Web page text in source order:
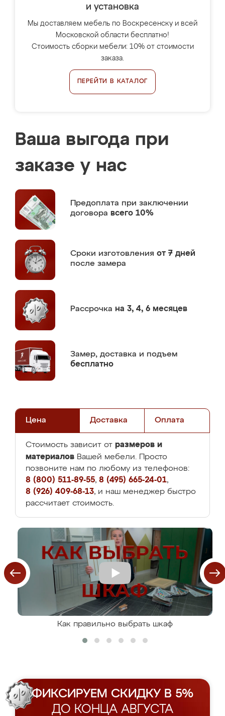
и установка
Мы доставляем мебель по Воскресенску и всей
Московской области бесплатно!
Стоимость сборки мебели: 10% от стоимости
заказа.
ПЕРЕЙТИ В КАТАЛОГ
Ваша выгода при
заказе у нас
Предоплата при заключении
договора всего 10%
Сроки изготовления от 7 дней
после замера
Рассрочка на 3, 4, 6 месяцев
Замер, доставка и подъем
бесплатно
Цена Доставка Оплата
Стоимость зависит от размеров и
материалов Вашей мебели. Просто
позвоните нам по любому из телефонов:
8 (800) 511-89-55, 8 (495) 665-24-01,
8 (926) 409-68-13, и наш менеджер быстро
рассчитает стоимость.
Как правильно выбрать шкаф
ФИКСИРУЕМ СКИДКУ В 5%
ДО КОНЦА АВГУСТА